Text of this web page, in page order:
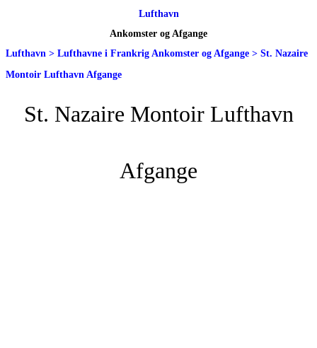
Lufthavn
Ankomster og Afgange
Lufthavn > Lufthavne i Frankrig Ankomster og Afgange > St. Nazaire
Montoir Lufthavn Afgange
St. Nazaire Montoir Lufthavn
Afgange